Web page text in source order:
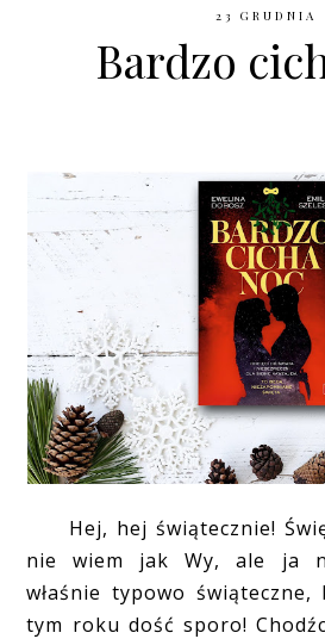
23 GRUDNIA
Bardzo
Hej, hej świątecznie!
nie wiem jak Wy, ale ja
właśnie typowo
tym roku dość sporo!